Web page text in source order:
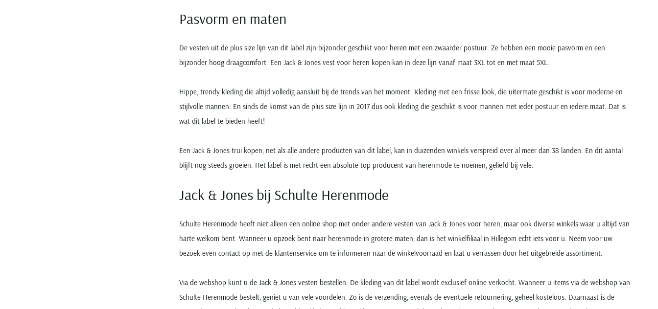
Pasvorm en maten
De vesten uit de plus size lijn van dit label zijn bijzonder geschikt voor heren met een zwaarder postuur. Ze hebben een mooie pasvorm en een
bijzonder hoog draagcomfort. Een Jack & Jones vest voor heren kopen kan in deze lijn vanaf maat 3XL tot en met maat 5XL.
Hippe, trendy kleding die altijd volledig aansluit bij de trends van het moment. Kleding met een frisse look, die uitermate geschikt is voor moderne en
stijlvolle mannen. En sinds de komst van de plus size lijn in 2017 dus ook kleding die geschikt is voor mannen met ieder postuur en iedere maat. Dat is
wat dit label te bieden heeft!
Een Jack & Jones trui kopen, net als alle andere producten van dit label, kan in duizenden winkels verspreid over al meer dan 38 landen. En dit aantal
blijft nog steeds groeien. Het label is met recht een absolute top producent van herenmode te noemen, geliefd bij vele.
Jack & Jones bij Schulte Herenmode
Schulte Herenmode heeft niet alleen een online shop met onder andere vesten van Jack & Jones voor heren, maar ook diverse winkels waar u altijd van
harte welkom bent. Wanneer u opzoek bent naar herenmode in grotere maten, dan is het winkelfiliaal in Hillegom echt iets voor u. Neem voor uw
bezoek even contact op met de klantenservice om te informeren naar de winkelvoorraad en laat u verrassen door het uitgebreide assortiment.
Via de webshop kunt u de Jack & Jones vesten bestellen. De kleding van dit label wordt exclusief online verkocht. Wanneer u items via de webshop van
Schulte Herenmode bestelt, geniet u van vele voordelen. Zo is de verzending, evenals de eventuele retournering, geheel kosteloos. Daarnaast is de